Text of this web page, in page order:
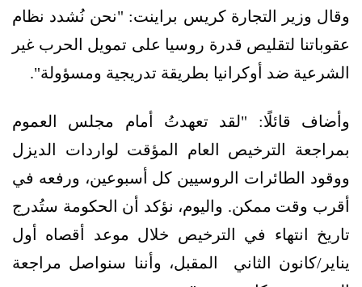
وقال وزير التجارة كريس براينت: "نحن نُشدد نظام
عقوباتنا لتقليص قدرة روسيا على تمويل الحرب غير
الشرعية ضد أوكرانيا بطريقة تدريجية ومسؤولة".
وأضاف قائلًا: "لقد تعهدتُ أمام مجلس العموم
بمراجعة الترخيص العام المؤقت لواردات الديزل
ووقود الطائرات الروسيين كل أسبوعين، ورفعه في
أقرب وقت ممكن. واليوم، نؤكد أن الحكومة ستُدرج
تاريخ انتهاء في الترخيص خلال موعد أقصاه أول
يناير/كانون الثاني المقبل، وأننا سنواصل مراجعة